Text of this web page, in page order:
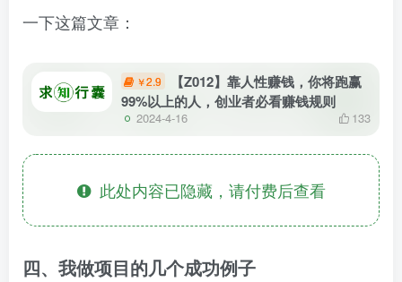
一下这篇文章：
￥2.9
【Z012】靠人性赚钱，你将跑赢
99%以上的人，创业者必看赚钱规则
2024-4-16 133
此处内容已隐藏，请付费后查看
四、我做项目的几个成功例子